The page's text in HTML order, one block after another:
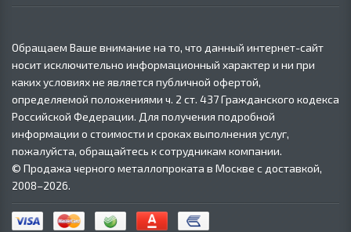
Обращаем Ваше внимание на то, что данный интернет-сайт
носит исключительно информационный характер и ни при
каких условиях не является публичной офертой,
определяемой положениями ч. 2 ст. 437 Гражданского кодекса
Российской Федерации. Для получения подробной
информации о стоимости и сроках выполнения услуг,
пожалуйста, обращайтесь к сотрудникам компании.
© Продажа черного металлопроката в Москве с доставкой,
2008–2026.